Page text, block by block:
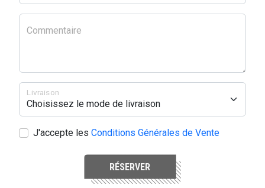
Commentaire
Livraison
J'accepte les Conditions Générales de Vente
RÉSERVER